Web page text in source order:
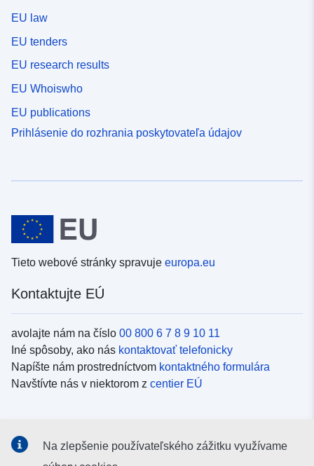
EU law
EU tenders
EU research results
EU Whoiswho
EU publications
Prihlásenie do rozhrania poskytovateľa údajov
Tieto webové stránky spravuje europa.eu
Kontaktujte EÚ
avolajte nám na číslo 00 800 6 7 8 9 10 11
Iné spôsoby, ako nás kontaktovať telefonicky
Napíšte nám prostredníctvom kontaktného formulára
Navštívte nás v niektorom z centier EÚ
Na zlepšenie používateľského zážitku využívame